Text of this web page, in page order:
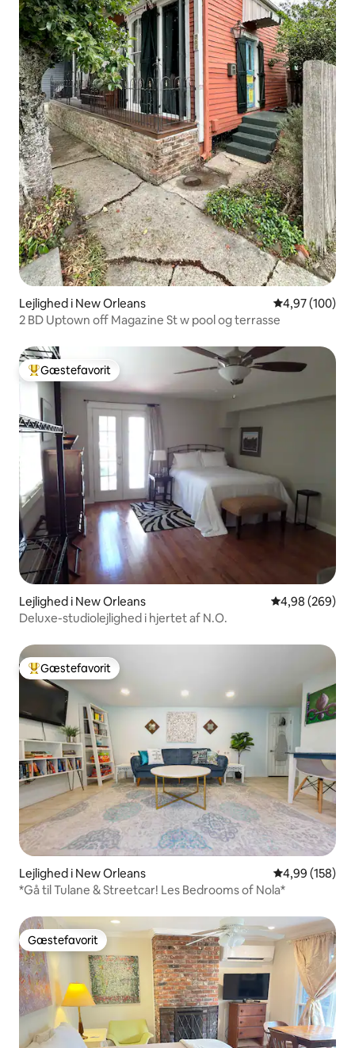
Lejlighed i New Orleans 4,97 ud af 5 i
4,97 (100)
2 BD Uptown off Magazine St w pool og terrasse
Bedste gæstefavorit
Gæstefavorit
Lejlighed i New Orleans 4,98 ud af 5 i
4,98 (269)
Deluxe-studiolejlighed i hjertet af N.O.
Bedste gæstefavorit
Gæstefavorit
Lejlighed i New Orleans 4,99 ud af 5 i
4,99 (158)
*Gå til Tulane & Streetcar! Les Bedrooms of Nola*
Gæstefavorit
Gæstefavorit